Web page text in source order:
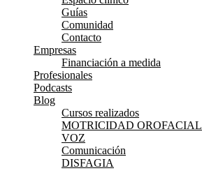
Guías
Comunidad
Contacto
Empresas
Financiación a medida
Profesionales
Podcasts
Blog
Cursos realizados
MOTRICIDAD OROFACIAL
VOZ
Comunicación
DISFAGIA